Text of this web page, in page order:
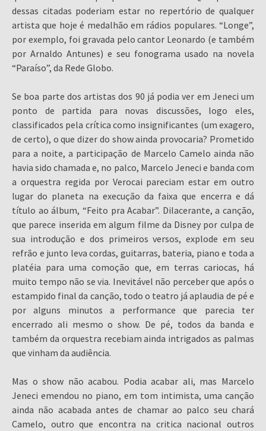
dessas citadas poderiam estar no repertório de qualquer
artista que hoje é medalhão em rádios populares. “Longe”,
por exemplo, foi gravada pelo cantor Leonardo (e também
por Arnaldo Antunes) e seu fonograma usado na novela
“Paraíso”, da Rede Globo.
Se boa parte dos artistas dos 90 já podia ver em Jeneci um
ponto de partida para novas discussões, logo eles,
classificados pela crítica como insignificantes (um exagero,
de certo), o que dizer do show ainda provocaria? Prometido
para a noite, a participação de Marcelo Camelo ainda não
havia sido chamada e, no palco, Marcelo Jeneci e banda com
a orquestra regida por Verocai pareciam estar em outro
lugar do planeta na execução da faixa que encerra e dá
título ao álbum, “Feito pra Acabar”. Dilacerante, a canção,
que parece inserida em algum filme da Disney por culpa de
sua introdução e dos primeiros versos, explode em seu
refrão e junto leva cordas, guitarras, bateria, piano e toda a
platéia para uma comoção que, em terras cariocas, há
muito tempo não se via. Inevitável não perceber que após o
estampido final da canção, todo o teatro já aplaudia de pé e
por alguns minutos a performance que parecia ter
encerrado ali mesmo o show. De pé, todos da banda e
também da orquestra recebiam ainda intrigados as palmas
que vinham da audiência.
Mas o show não acabou. Podia acabar ali, mas Marcelo
Jeneci emendou no piano, em tom intimista, uma canção
ainda não acabada antes de chamar ao palco seu chará
Camelo, outro que encontra na critica nacional outros